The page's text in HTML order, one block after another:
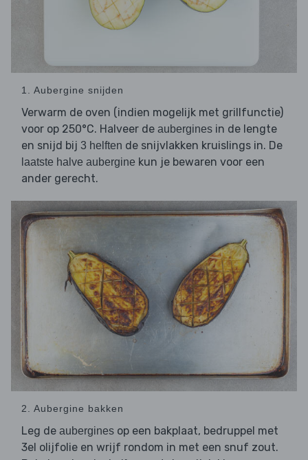
1. Aubergine snijden
Verwarm de oven (indien mogelijk met grillfunctie)
voor op 250°C. Halveer de aubergines in de lengte
en snijd bij 3 helften de snijvlakken kruislings in. De
laatste halve aubergine kun je bewaren voor een
ander gerecht.
2. Aubergine bakken
Leg de aubergines op een bakplaat, bedruppel met
3el olijfolie en wrijf rondom in met een snuf zout.